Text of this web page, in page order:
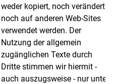
weder kopiert, noch verändert
noch auf anderen Web-Sites
verwendet werden. Der
Nutzung der allgemein
zugänglichen Texte durch
Dritte stimmen wir hiermit -
auch auszugsweise - nur unter